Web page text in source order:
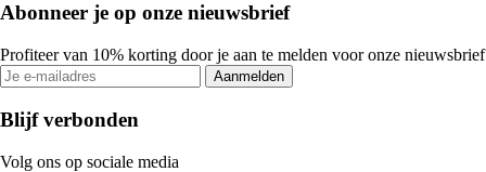
Abonneer je op onze nieuwsbrief
Profiteer van 10% korting door je aan te melden voor onze nieuwsbrief
Aanmelden
Blijf verbonden
Volg ons op sociale media